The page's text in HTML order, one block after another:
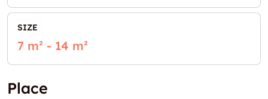
SIZE
7 m² - 14 m²
Place